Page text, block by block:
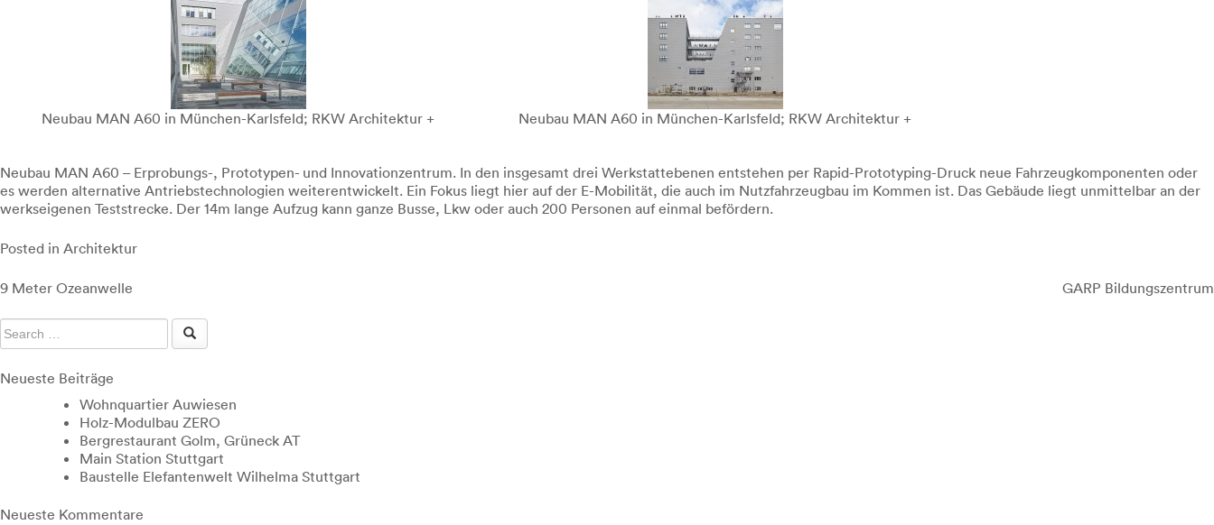
Neubau MAN A60 in München-Karlsfeld; RKW Architektur + Neubau MAN A60 in München-Karlsfeld; RKW Architektur +
Neubau MAN A60 – Erprobungs-, Prototypen- und Innovationzentrum. In den insgesamt drei Werkstattebenen entstehen per Rapid-Prototyping-Druck neue Fahrzeugkomponenten oder
es werden alternative Antriebstechnologien weiterentwickelt. Ein Fokus liegt hier auf der E-Mobilität, die auch im Nutzfahrzeugbau im Kommen ist. Das Gebäude liegt unmittelbar an der
werkseigenen Teststrecke. Der 14m lange Aufzug kann ganze Busse, Lkw oder auch 200 Personen auf einmal befördern.
Posted in Architektur
Beitragsnavigation
9 Meter Ozeanwelle GARP Bildungszentrum
Neueste Beiträge
Wohnquartier Auwiesen
Holz-Modulbau ZERO
Bergrestaurant Golm, Grüneck AT
Main Station Stuttgart
Baustelle Elefantenwelt Wilhelma Stuttgart
Neueste Kommentare